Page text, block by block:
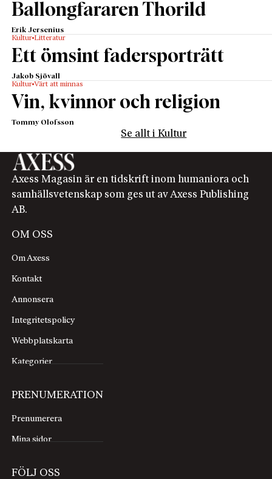
Ballongfararen Thorild
Erik Jersenius
Kultur Litteratur
Ett ömsint fadersporträtt
Jakob Sjövall
Kultur Värt att minnas
Vin, kvinnor och religion
Tommy Olofsson
Se allt i Kultur
Axess Magasin är en tidskrift inom humaniora och
samhällsvetenskap som ges ut av Axess Publishing
AB.
OM OSS
Om Axess
Kontakt
Annonsera
Integritetspolicy
Webbplatskarta
Kategorier
PRENUMERATION
Prenumerera
Mina sidor
FÖLJ OSS